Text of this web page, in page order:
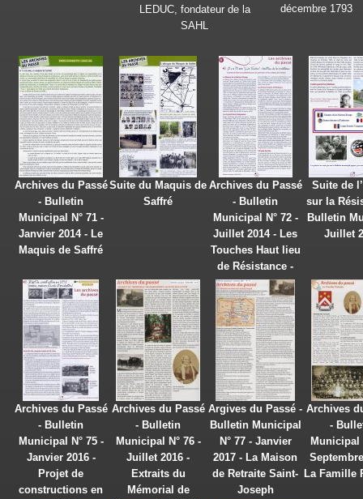
LEDUC, fondateur de la
SAHL
décembre 1793
Archives du Passé
- Bulletin
Municipal N° 71 -
Janvier 2014 - Le
Maquis de Saffré
Suite du Maquis de
Saffré
Archives du Passé
- Bulletin
Municipal N° 72 -
Juillet 2014 - Les
Touches Haut lieu
de Résistance -
Suite de
sur la
Bulletin
Juillet
Archives du Passé
- Bulletin
Municipal N° 75 -
Janvier 2016 -
Projet de
constructions en
Archives du Passé
- Bulletin
Municipal N° 76 -
Juillet 2016 -
Extraits du
Mémorial de
Argives du Passé -
Bulletin Municipal
N° 77 - Janvier
2017 - La Maison
de Retraite Saint-
Joseph
Archives
-
Municipal
La Famille